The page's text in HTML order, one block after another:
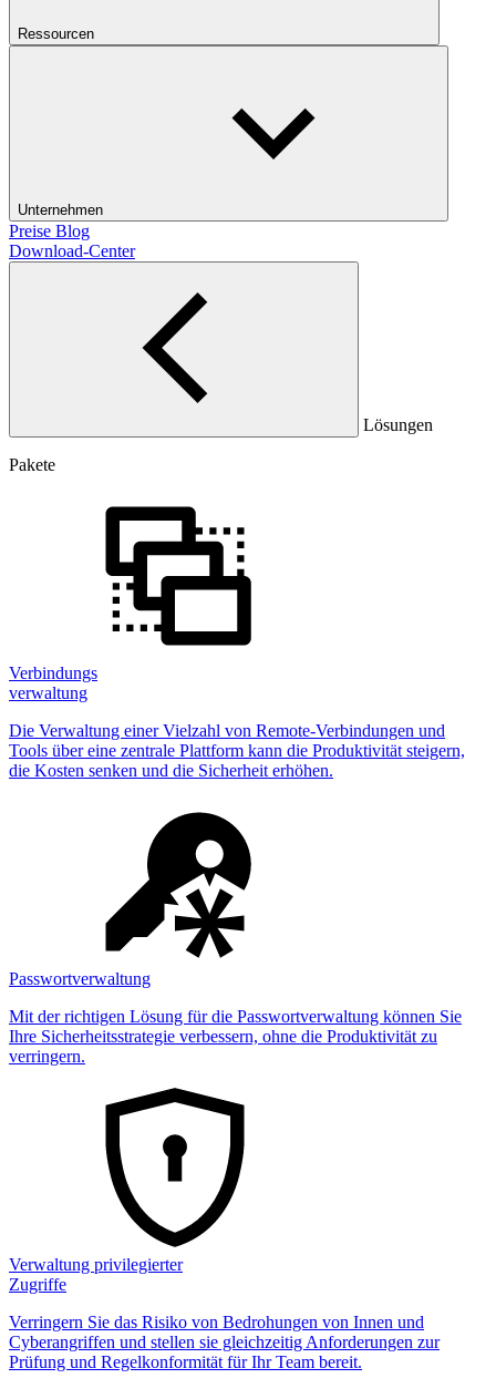
Ressourcen
Unternehmen
Preise Blog
Download-Center
Lösungen
Pakete
Verbindungs
verwaltung
Die Verwaltung einer Vielzahl von Remote-Verbindungen und
Tools über eine zentrale Plattform kann die Produktivität steigern,
die Kosten senken und die Sicherheit erhöhen.
Passwortverwaltung
Mit der richtigen Lösung für die Passwortverwaltung können Sie
Ihre Sicherheitsstrategie verbessern, ohne die Produktivität zu
verringern.
Verwaltung privilegierter
Zugriffe
Verringern Sie das Risiko von Bedrohungen von Innen und
Cyberangriffen und stellen sie gleichzeitig Anforderungen zur
Prüfung und Regelkonformität für Ihr Team bereit.